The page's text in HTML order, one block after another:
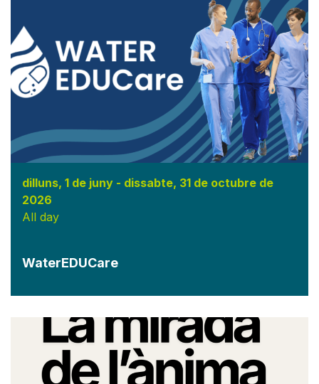
dilluns, 1 de juny - dissabte, 31 de octubre de
2026
All day
WaterEDUCare